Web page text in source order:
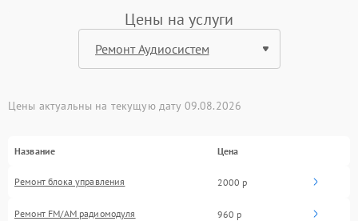
Цены на услуги
Цены актуальны на текущую дату 09.08.2026
Название Цена
Ремонт блока управления 2000 р
Ремонт FM/AM радиомодуля 960 р